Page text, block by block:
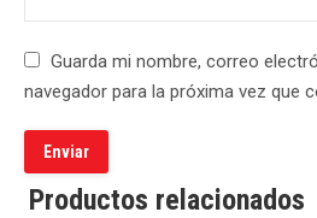
Guarda mi nombre, correo
navegador para la próxima vez que
Productos relacionados